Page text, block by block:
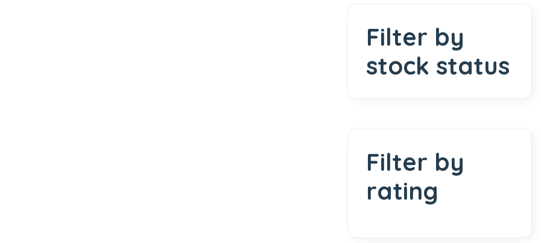
Filter by
stock status
Filter by
rating